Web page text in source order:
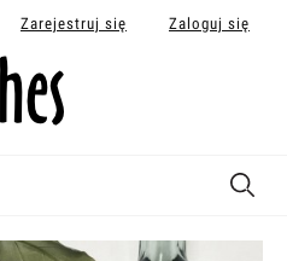
Zarejestruj się Zaloguj się